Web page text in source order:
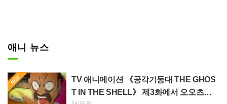
애니 뉴스
TV 애니메이션 《공각기동대 THE GHOS
T IN THE SHELL》 제3화에서 오오츠카